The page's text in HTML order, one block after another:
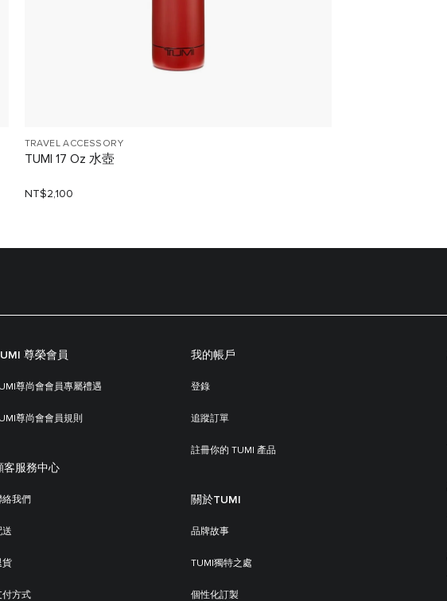
TRAVEL ACCESSORY
TUMI 17 Oz 水壺
NT$2,100
尊榮會員
尊尚會會員專屬禮遇
尊尚會會員規則
客服務中心
絡我們
送
貨
付方式
我的帳戶
登錄
追蹤訂單
註冊你的 TUMI 產品
關於TUMI
品牌故事
TUMI獨特之處
個性化訂製